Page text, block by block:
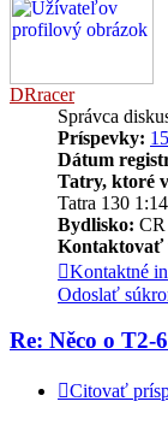
DRracer
Správca
Príspevky:
Dátum
Tatry, ktoré
Tatra 130 1:14
Bydlisko: CR
Kontaktovať
Kontaktné
Odoslať
Re: Něco o T2-
Citovať